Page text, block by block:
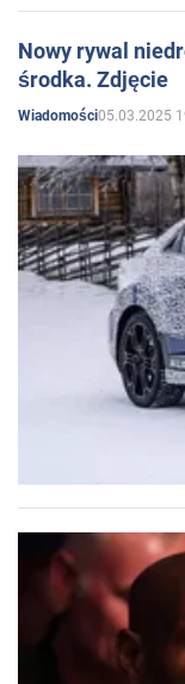
Nowy rywal
środka. Zdjęcie
Wiadomości05.03.2025